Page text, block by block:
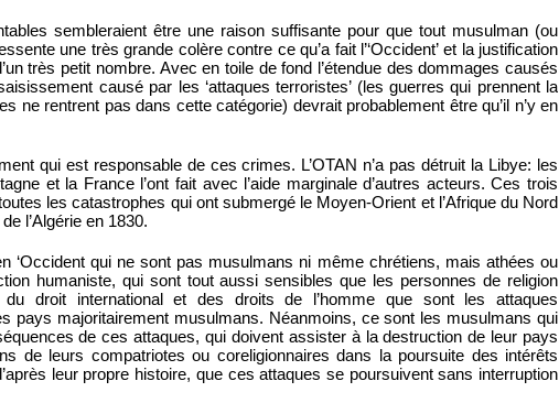
sembleraient être une raison suffisante pour que tout musulman (ou
une très grande colère contre ce qu’a fait l’‘Occident’ et la justification
très petit nombre. Avec en toile de fond l’étendue des dommages causés
causé par les ‘attaques terroristes’ (les guerres qui prennent la
ne rentrent pas dans cette catégorie) devrait probablement être qu’il n’y en
qui est responsable de ces crimes. L’OTAN n’a pas détruit la Libye: les
et la France l’ont fait avec l’aide marginale d’autres acteurs. Ces trois
les catastrophes qui ont submergé le Moyen-Orient et l’Afrique du Nord
l’Algérie en 1830.
‘Occident qui ne sont pas musulmans ni même chrétiens, mais athées ou
humaniste, qui sont tout aussi sensibles que les personnes de religion
du droit international et des droits de l’homme que sont les attaques
pays majoritairement musulmans. Néanmoins, ce sont les musulmans qui
de ces attaques, qui doivent assister à la destruction de leur pays
de leurs compatriotes ou coreligionnaires dans la poursuite des intérêts
leur propre histoire, que ces attaques se poursuivent sans interruption